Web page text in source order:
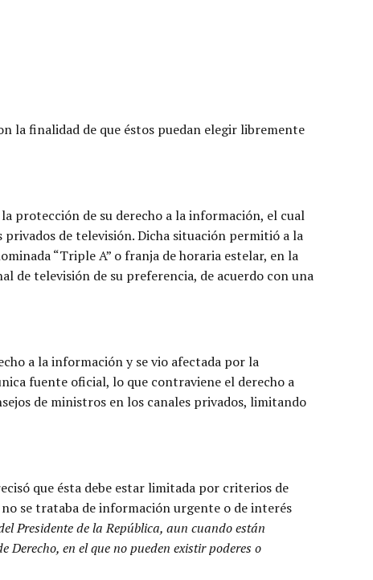
la finalidad de que éstos puedan elegir libremente
protección de su derecho a la información, el cual
de televisión. Dicha situación permitió a la
“Triple A” o franja de horaria estelar, en la
de televisión de su preferencia, de acuerdo con una
a la información y se vio afectada por la
fuente oficial, lo que contraviene el derecho a
de ministros en los canales privados, limitando
que ésta debe estar limitada por criterios de
se trataba de información urgente o de interés
Presidente de la República, aun cuando están
en el que no pueden existir poderes o